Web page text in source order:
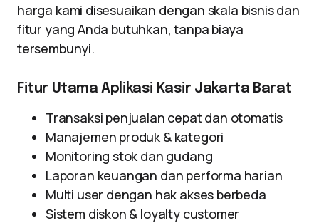
harga kami disesuaikan dengan skala bisnis dan
fitur yang Anda butuhkan, tanpa biaya
tersembunyi.
Fitur Utama Aplikasi Kasir Jakarta Barat
Transaksi penjualan cepat dan otomatis
Manajemen produk & kategori
Monitoring stok dan gudang
Laporan keuangan dan performa harian
Multi user dengan hak akses berbeda
Sistem diskon & loyalty customer